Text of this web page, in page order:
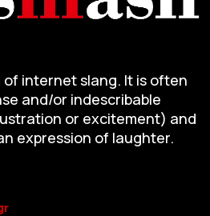
of internet slang. It is often
and/or indescribable
or excitement) and
expression of laughter.